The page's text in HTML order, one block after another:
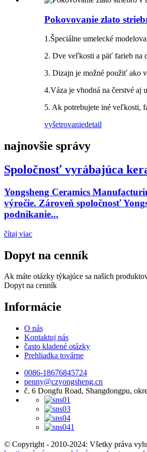
Pokovovanie zlato
1.Špeciálne umelecké
2. Dve veľkosti a päť farieb na
3. Dizajn je možné použiť ako
4.Váza je vhodná na čerstvé aj
5. Ak potrebujete iné veľkosti,
vyšetrovaniedetail
najnovšie správy
Spoločnosť vyrábajúca
Yongsheng Ceramics
výročie. Zároveň spoločnosť
podnikanie...
čítaj viac
Dopyt na cenník
Ak máte otázky týkajúce sa našich
Dopyt na cenník
Informácie
O nás
Kontaktuj nás
často kladené otázky
Prehliadka továrne
0086-18676845724
penny@czyongsheng.cn
č. 6 Dongfu Road, Shangdongpu,
© Copyright - 2010-2024: Všetky práva